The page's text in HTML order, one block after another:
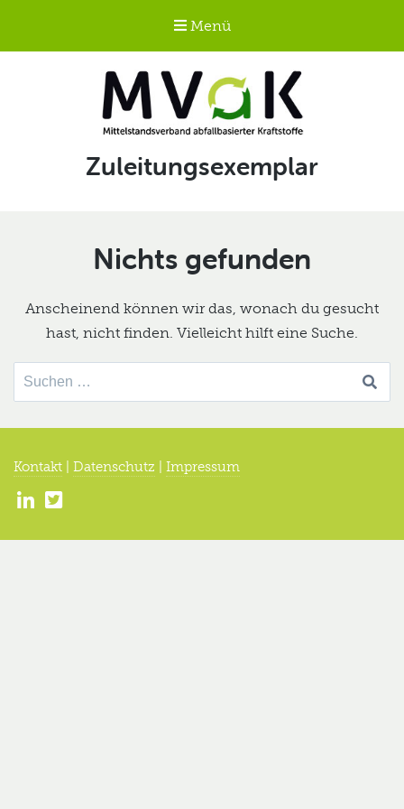
Menü
Mittelstandsverband
abfallbasierter
Schlagwort:
Zuleitungsexemplar
Nichts gefunden
Anscheinend können wir das, wonach du gesucht
hast, nicht finden. Vielleicht hilft eine Suche.
Suche
nach:
Kontakt Datenschutz Impressum